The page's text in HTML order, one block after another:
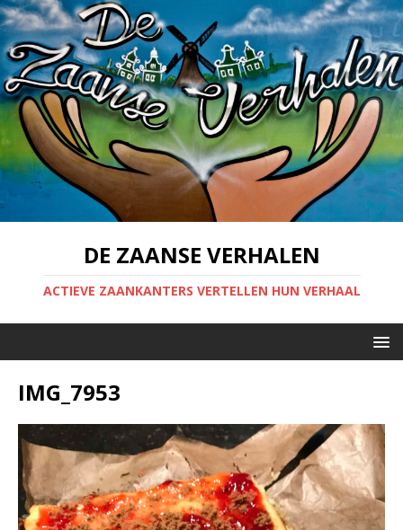
DE ZAANSE VERHALEN
ACTIEVE ZAANKANTERS VERTELLEN HUN VERHAAL
IMG_7953